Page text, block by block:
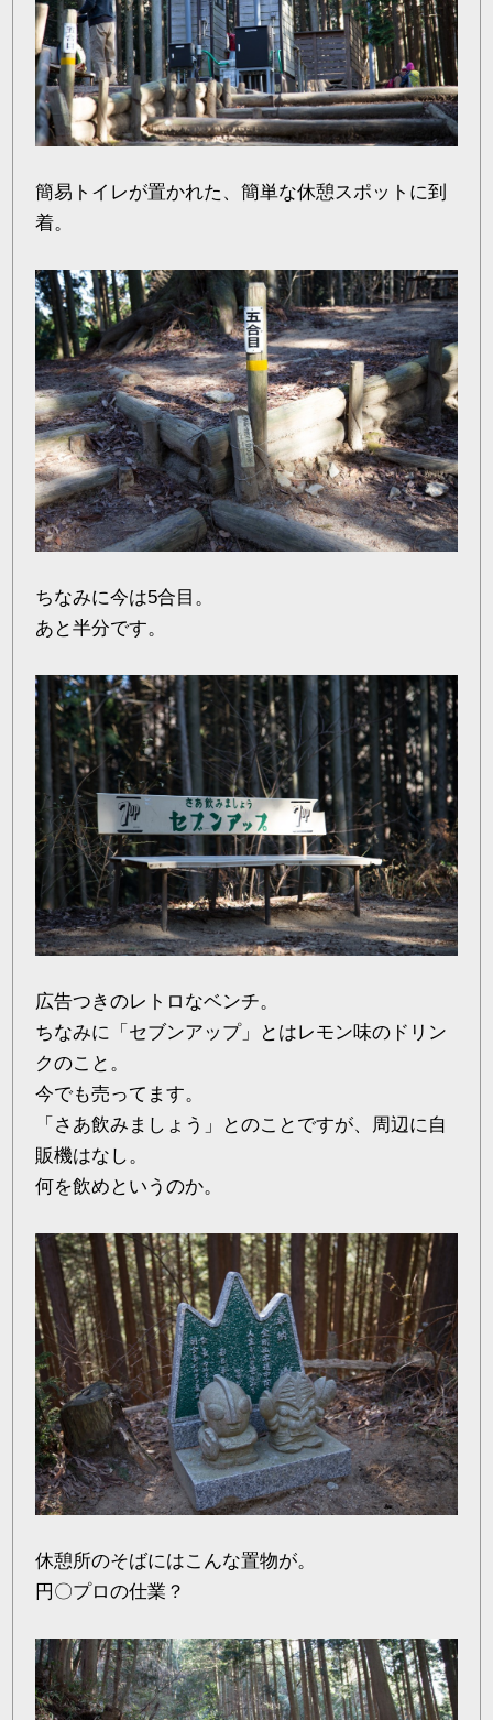
簡易トイレが置かれた、簡単な休憩スポットに到
着。
ちなみに今は5合目。
あと半分です。
広告つきのレトロなベンチ。
ちなみに「セブンアップ」とはレモン味のドリン
クのこと。
今でも売ってます。
「さあ飲みましょう」とのことですが、周辺に自
販機はなし。
何を飲めというのか。
休憩所のそばにはこんな置物が。
円〇プロの仕業？